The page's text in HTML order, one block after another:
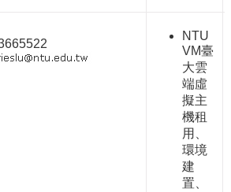
NTU
VM臺
大雲
端虛
擬主
機租
用、
環境
建
置、